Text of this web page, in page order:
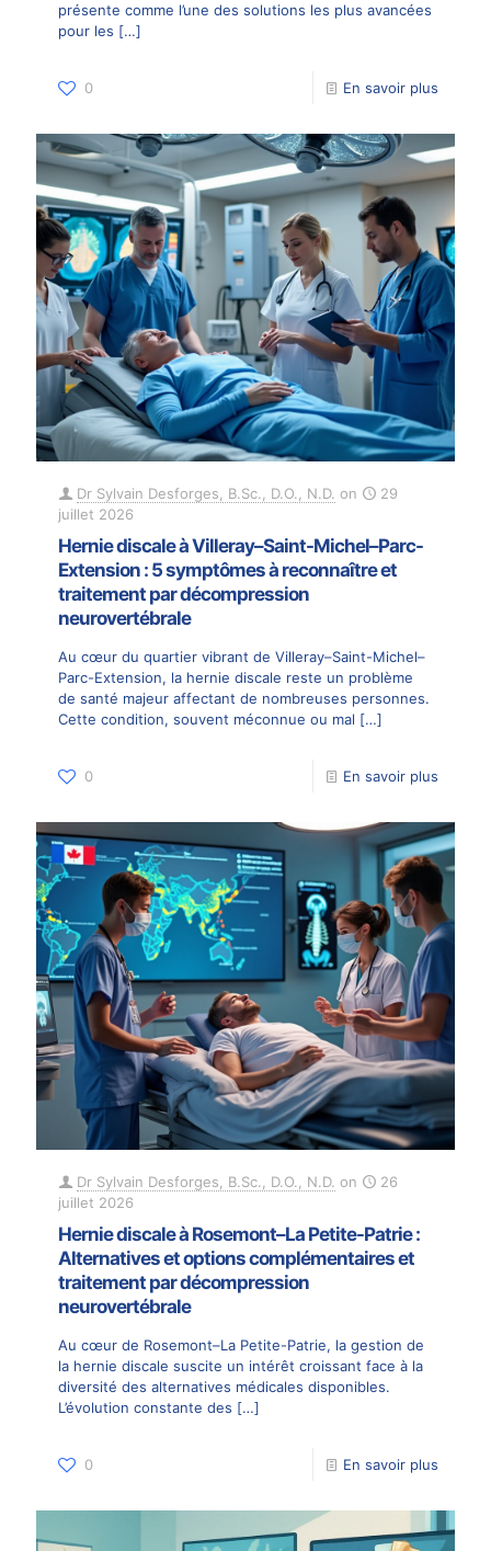
présente comme l’une des solutions les plus avancées
pour les […]
0 En savoir plus
Dr Sylvain Desforges, B.Sc., D.O., N.D. on
29
juillet 2026
Hernie discale à Villeray–Saint-Michel–Parc-
Extension : 5 symptômes à reconnaître et
traitement par décompression
neurovertébrale
Au cœur du quartier vibrant de Villeray–Saint-Michel–
Parc-Extension, la hernie discale reste un problème
de santé majeur affectant de nombreuses personnes.
Cette condition, souvent méconnue ou mal […]
0 En savoir plus
Dr Sylvain Desforges, B.Sc., D.O., N.D. on
26
juillet 2026
Hernie discale à Rosemont–La Petite-Patrie :
Alternatives et options complémentaires et
traitement par décompression
neurovertébrale
Au cœur de Rosemont–La Petite-Patrie, la gestion de
la hernie discale suscite un intérêt croissant face à la
diversité des alternatives médicales disponibles.
L’évolution constante des […]
0 En savoir plus